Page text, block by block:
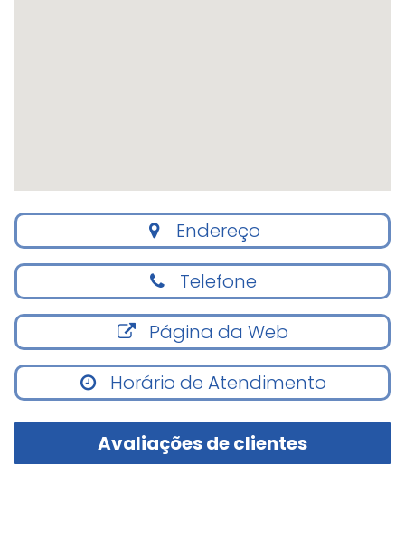
Endereço
Telefone
Página da Web
Horário de Atendimento
Avaliações de clientes